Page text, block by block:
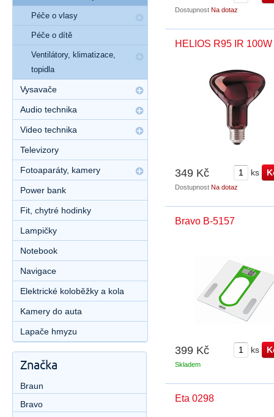
Dostupnost Na dotaz
HELIOS R95 IR 100W
349 Kč ks
Dostupnost Na dotaz
Bravo B-5157
399 Kč ks
Skladem
Eta 0298
Péče o vlasy
Péče o dítě
Ventilátory, klimatizace,
topidla
Vysavače
Audio technika
Video technika
Televizory
Fotoaparáty, kamery
Power bank
Fit, chytré hodinky
Lampičky
Notebook
Navigace
Elektrické koloběžky a kola
Kamery do auta
Lapače hmyzu
Značka
Braun
Bravo